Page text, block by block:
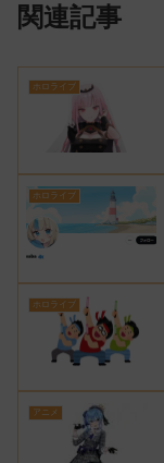
関連記事
ホロライブ
ホロライブ
ホロライブ
アニメ